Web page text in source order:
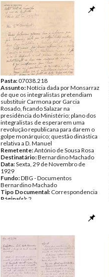
Pasta:07038.218
Assunto:Notícia dada por Monsarraz
de que os integralistas pretendiam
substituir Carmona por Garcia
Rosado, ficando Salazar na
presidência do Ministério; plano dos
integralistas de esperarem uma
revolução republicana para darem o
golpe monárquico; questão dinástica
relativa a D. Manuel
Remetente:António de Sousa Rosa
Destinatário:Bernardino Machado
Data:Sexta, 29 de Novembro de
1929
Fundo:DBG - Documentos
Bernardino Machado
Tipo Documental: Correspondencia
Página(s):2